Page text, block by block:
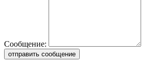
Сообщение:
отправить сообщение